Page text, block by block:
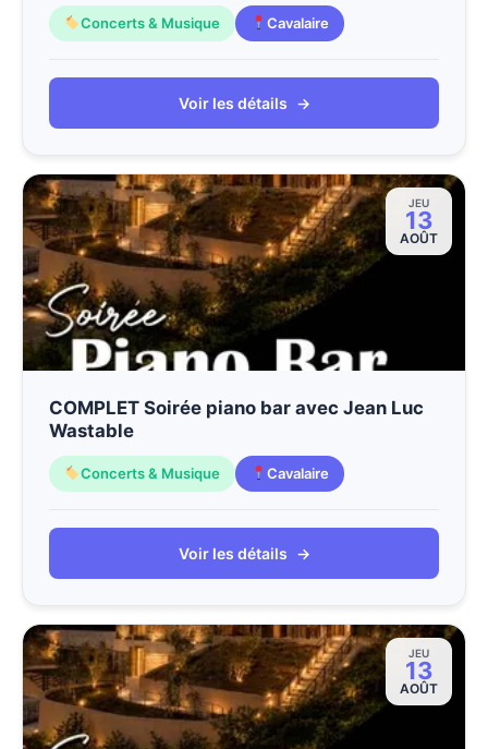
Concerts & Musique Cavalaire
Voir les détails →
JEU
13
AOÛT
COMPLET Soirée piano bar avec Jean Luc
Wastable
Concerts & Musique Cavalaire
Voir les détails →
JEU
13
AOÛT